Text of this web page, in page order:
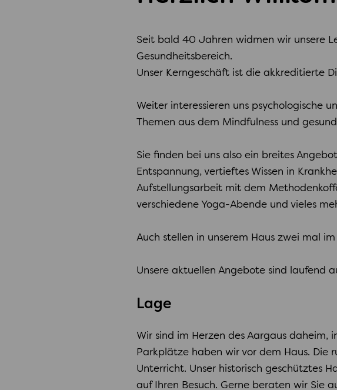
Seit bald 40 Jahren widmen wir unsere
Gesundheitsbereich.
Unser Kerngeschäft ist die akkreditierte
Weiter interessieren uns psychologische
Themen aus dem Mindfulness und
Sie finden bei uns also ein breites
Entspannung, vertieftes Wissen in
Aufstellungsarbeit mit dem
verschiedene Yoga-Abende und vieles
Auch stellen in unserem Haus zwei mal
Unsere aktuellen Angebote sind laufend
Lage
Wir sind im Herzen des Aargaus daheim,
Parkplätze haben wir vor dem Haus.
Unterricht. Unser historisch geschütztes
auf Ihren Besuch. Gerne beraten wir Sie